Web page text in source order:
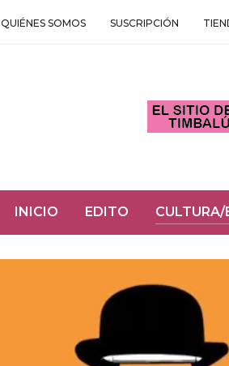
QUIÉNES SOMOS SUSCRIPCIÓN
INICIO EDITO CULTURA/